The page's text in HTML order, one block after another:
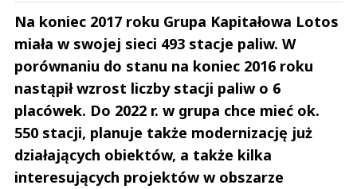
Na koniec 2017 roku Grupa Kapitałowa Lotos
miała w swojej sieci 493 stacje paliw. W
porównaniu do stanu na koniec 2016 roku
nastąpił wzrost liczby stacji paliw o 6
placówek. Do 2022 r. w grupa chce mieć ok.
550 stacji, planuje także modernizację już
działających obiektów, a także kilka
interesujących projektów w obszarze